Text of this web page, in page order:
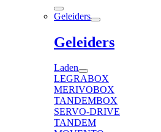
Geleiders
Geleiders
Laden
LEGRABOX
MERIVOBOX
TANDEMBOX
SERVO-DRIVE
TANDEM